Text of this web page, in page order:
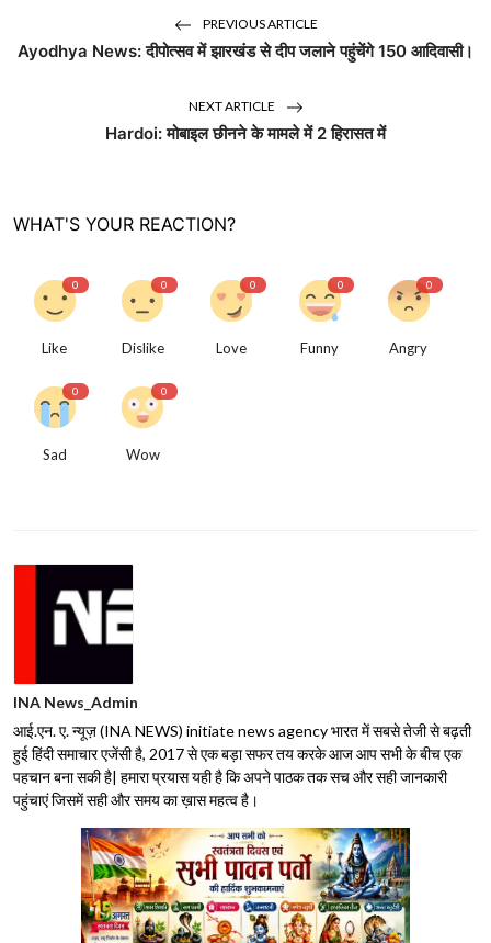
PREVIOUS ARTICLE
Ayodhya News: दीपोत्सव में झारखंड से दीप जलाने पहुंचेंगे 150 आदिवासी।
NEXT ARTICLE
Hardoi: मोबाइल छीनने के मामले में 2 हिरासत में
WHAT'S YOUR REACTION?
0
Like
0
Dislike
0
Love
0
Funny
0
Angry
0
Sad
0
Wow
INA News_Admin
आई.एन. ए. न्यूज़ (INA NEWS) initiate news agency भारत में सबसे तेजी से बढ़ती
हुई हिंदी समाचार एजेंसी है, 2017 से एक बड़ा सफर तय करके आज आप सभी के बीच एक
पहचान बना सकी है| हमारा प्रयास यही है कि अपने पाठक तक सच और सही जानकारी
पहुंचाएं जिसमें सही और समय का ख़ास महत्व है।